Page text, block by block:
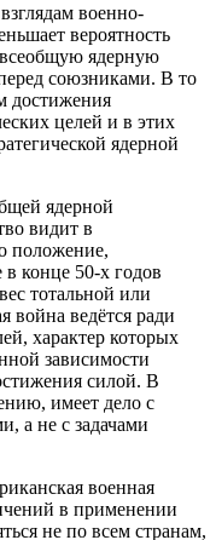
военно-
вероятность
ядерную
союзниками. В то
достижения
целей и в этих
ядерной
ядерной
видит в
положение,
конце 50-х годов
тотальной или
война ведётся ради
характер которых
зависимости
силой. В
имеет дело с
а не с задачами
военная
в применении
не по всем странам,